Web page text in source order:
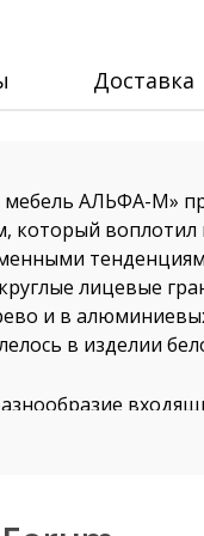
Доставка
мебель АЛЬФА-М»
который воплотил
лицевые
и в
в изделии
и рабочих